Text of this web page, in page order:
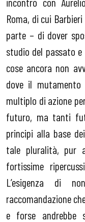
Roma, di cui
parte – di dover
studio del passato
cose ancora non
dove il mutamento
multiplo di azione
futuro, ma tanti
principi alla base
tale pluralità, pur
fortissime
L’esigenza di
raccomandazione
e forse andrebbe